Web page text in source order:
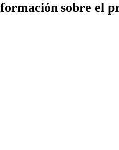
sobre el